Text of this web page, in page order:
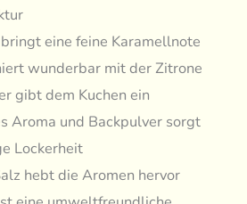
eine feine Karamellnote
wunderbar mit der Zitrone
gibt dem Kuchen ein
Aroma und Backpulver sorgt
Lockerheit
hebt die Aromen hervor